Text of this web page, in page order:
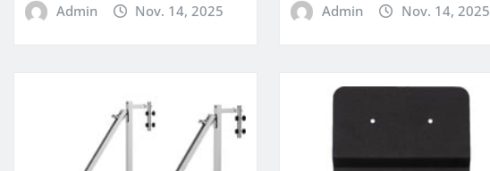
Admin Nov. 14, 2025 Admin Nov. 14, 2025